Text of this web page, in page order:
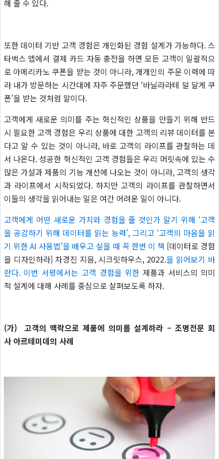
해 줄 수 있다.
또한 데이터 기반 고객 경험은 개인화된 경험 설계가 가능하다. 스
타벅스 앱에서 결제 카드 자동 충전을 하면 모든 고객이 일괄적으
로 아메리카노 쿠폰을 받는 것이 아니라, 개개인의 주문 이력에 따
라 내가 방문하는 시간대에 자주 주문했던 ‘바닐라라테 덜 달게 쿠
폰’을 받는 것처럼 말이다.
고객에게 새로운 의미를 주는 혁신적인 상품을 만들기 위해 반드
시 필요한 고객 경험은 우리 상품에 대한 고객의 리뷰 데이터를 본
다고 알 수 있는 것이 아니라, 바로 고객의 라이프를 관찰하는 데
서 나온다. 성공한 혁신적인 고객 경험들은 우리 머릿속에 있는 수
많은 가설과 제품의 기능 개선에 나오는 것이 아니라, 고객의 생각
과 라이프에서 시작되었다. 하지만 고객의 라이프를 관찰하면서
이들의 생각을 읽어내는 일은 여간 어려운 일이 아니다.
고객에게 어떤 새로운 가치와 경험을 줄 것인가 알기 위해 ‘고객
을 공감하기 위해 데이터를 읽는 능력’, 그리고 ‘고객의 마음을 읽
기 위한 AI 사용법’을 배우고 싶을 때 꼭 한번 이 책 [데이터로 경험
을 디자인하라] 차경진 지음, 시크릿하우스, 2022.을 읽어보기 바
란다. 이번 서평에서는 고객 경험을 위한 제품과 서비스의 의미
적 설계에 대해 사례를 중심으로 살펴보도록 하자.
(가) 고객의 맥락으로 제품에 의미를 설계하라 – 조명전문 회
사 아르테미데의 사례